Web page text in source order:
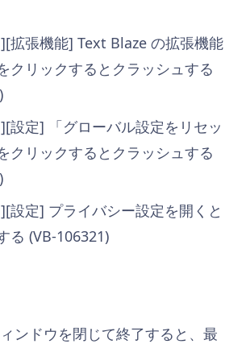
拡張機能] Text Blaze の拡張機能
クリックするとクラッシュする
設定] 「グローバル設定をリセッ
クリックするとクラッシュする
設定] プライバシー設定を開くと
る (VB-106321)
ンドウを閉じて終了すると、最